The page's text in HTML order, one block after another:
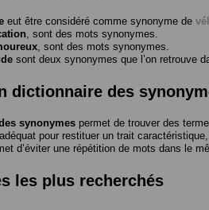
eut être considéré comme synonyme de
, sont des mots synonymes.
, sont des mots synonymes.
sont deux synonymes que l’on retrouve
dictionnaire des
synonymes permet de trouver des
pour restituer un trait
d’éviter une répétition de mots dans le
les plus recherchés